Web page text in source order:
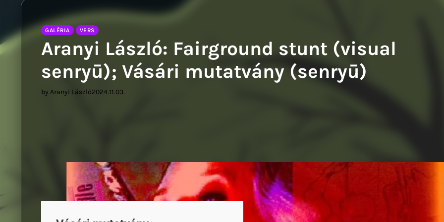
GALÉRIA VERS
Aranyi László: Fairground stunt (visual
senryū); Vásári mutatvány (senryū)
by Aranyi László2024.11.03.